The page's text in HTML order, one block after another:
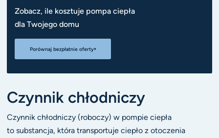
Zobacz, ile kosztuje pompa ciepła
dla Twojego domu
Porównaj bezpłatnie oferty
Czynnik chłodniczy
Czynnik chłodniczy (roboczy) w pompie ciepła
to substancja, która transportuje ciepło z otoczenia